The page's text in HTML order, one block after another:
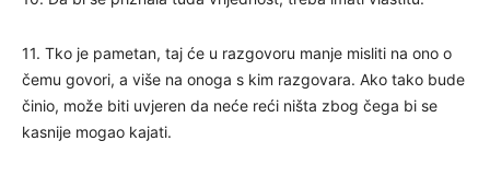
11. Tko je pametan, taj će u razgovoru manje misliti na ono o
čemu govori, a više na onoga s kim razgovara. Ako tako bude
činio, može biti uvjeren da neće reći ništa zbog čega bi se
kasnije mogao kajati.